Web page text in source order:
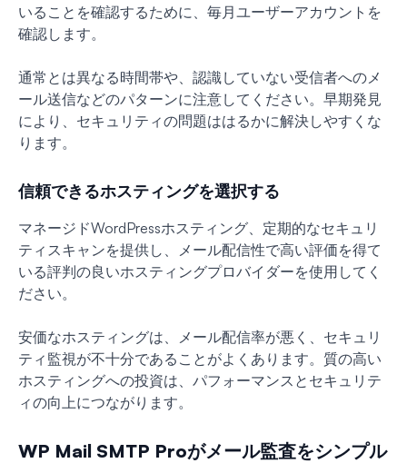
いることを確認するために、毎月ユーザーアカウントを
確認します。
通常とは異なる時間帯や、認識していない受信者へのメ
ール送信などのパターンに注意してください。早期発見
により、セキュリティの問題ははるかに解決しやすくな
ります。
信頼できるホスティングを選択する
マネージドWordPressホスティング、定期的なセキュリ
ティスキャンを提供し、メール配信性で高い評価を得て
いる評判の良いホスティングプロバイダーを使用してく
ださい。
安価なホスティングは、メール配信率が悪く、セキュリ
ティ監視が不十分であることがよくあります。質の高い
ホスティングへの投資は、パフォーマンスとセキュリテ
ィの向上につながります。
WP Mail SMTP Proがメール監査をシンプル